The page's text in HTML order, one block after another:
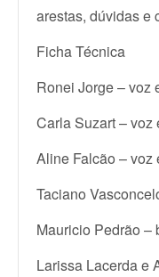
arestas, dúvidas e
Ficha Técnica
Ronei Jorge – voz
Carla Suzart – voz
Aline Falcão – voz
Taciano
Mauricio Pedrão –
Larissa Lacerda e